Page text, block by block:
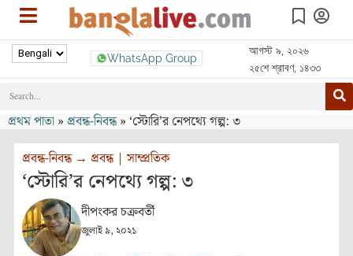
WhatsApp Group
আগস্ট ৯, ২০২৬
২৫শে শ্রাবণ, ১৪৩৩
প্রথম পাতা »প্রবন্ধ-নিবন্ধ» ‘স্টোরি’র নেপথ্যে গল্প: ৩
প্রবন্ধ-নিবন্ধ→ প্রবন্ধ|সাম্প্রতিক
‘স্টোরি’র নেপথ্যে গল্প: ৩
দীপংকর চক্রবর্তী
জুলাই ৯, ২০২১